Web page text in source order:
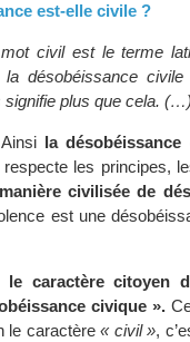
est-elle civile ?
civil est le terme
désobéissance
signifie plus que cela. (…)
la
respecte les principes,
civilisée de
est une
le caractère citoyen
civique ».
le caractère « civil »,